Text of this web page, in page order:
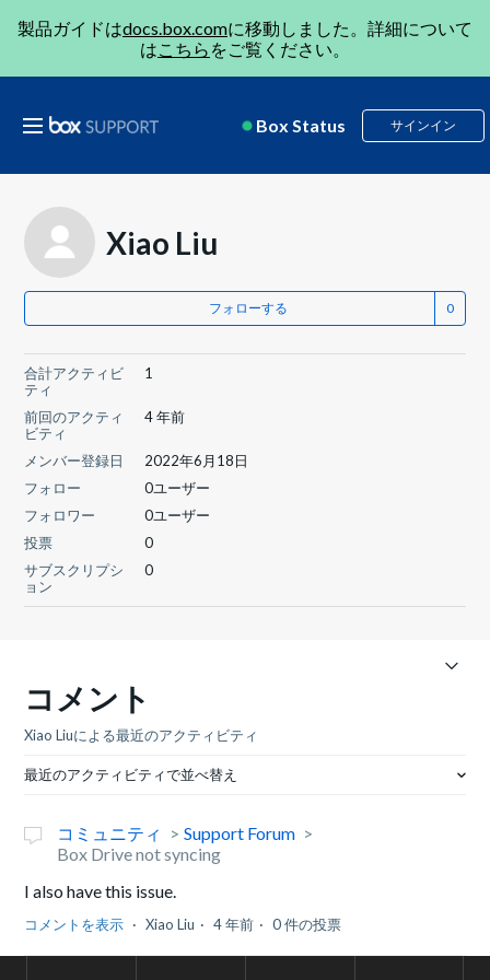
製品ガイドはdocs.box.comに移動しました。詳細について
はこちら をご覧ください。
Box Status サインイン
Xiao Liu
フォローする
合計アクティビ
ティ
1
前回のアクティ
ビティ
4 年前
メンバー登録日
2022年6月18日
フォロー
0ユーザー
フォロワー
0ユーザー
投票
0
サブスクリプシ
ョン
0
コメント
Xiao Liuによる最近のアクティビティ
最近のアクティビティで並べ替え
コミュニティ
Support Forum
Box Drive not syncing
I also have this issue.
コメントを表示 Xiao Liu 4 年前 0 件の投票